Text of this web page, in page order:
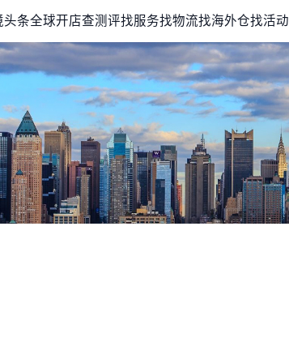
头条全球开店查测评找服务找物流找海外仓找活动